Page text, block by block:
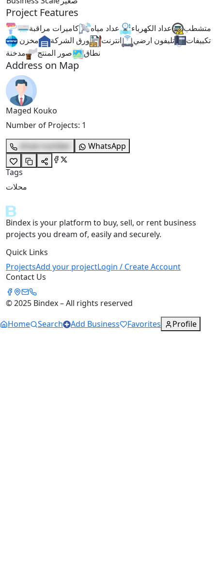
Project Features
متشطب عداد الكهرباء عداد مياه
كاميرات مراقبة
تكييفات
تليفون ارضي انترنت ورق الشركة
مخزن
نطاق
صور المنتج مدخنة
Address on Map
Maged Kouko
Number of Projects: 1
show number
WhatsApp
Tags
محلات
Bindex is your platform to buy, sell, or rent business
projects you dream of, easily and securely.
Quick Links
ProjectsAdd your projectLogin / Create Account
Contact Us
© 2025 Bindex – All rights reserved
Home
Search Add Business Favorites Profile